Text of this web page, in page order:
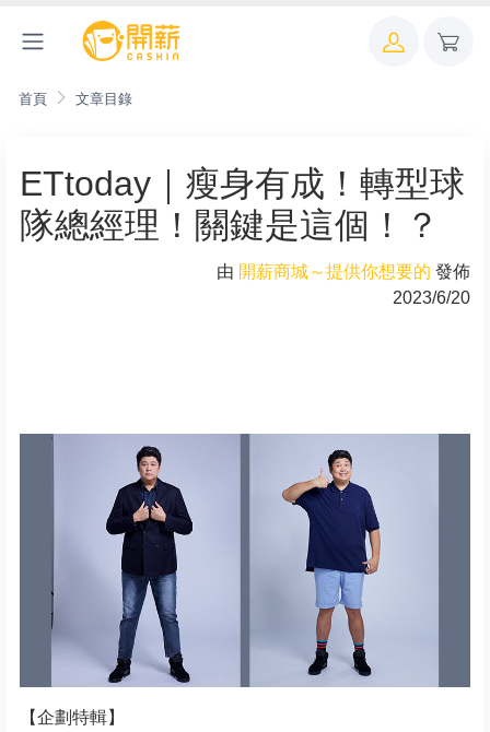
首頁 文章目錄
ETtoday｜瘦身有成！轉型球
隊總經理！關鍵是這個！？
由 開薪商城～提供你想要的 發佈
2023/6/20
【企劃特輯】